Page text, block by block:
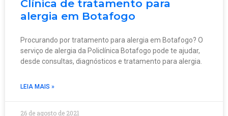
Clínica de tratamento para
alergia em Botafogo
Procurando por tratamento para alergia em Botafogo? O
serviço de alergia da Policlínica Botafogo pode te ajudar,
desde consultas, diagnósticos e tratamento para alergia.
LEIA MAIS »
26 de agosto de 2021